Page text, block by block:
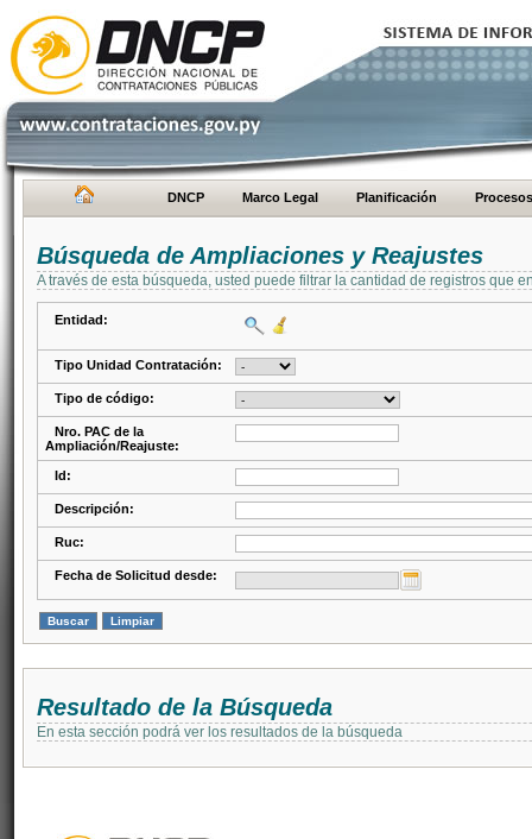
DNCP Marco Legal Planificación Procesos
Búsqueda de Ampliaciones y Reajustes
A través de esta búsqueda, usted puede filtrar la cantidad de registros que
Entidad:
Tipo Unidad Contratación:
Tipo de código:
Nro. PAC de la
Ampliación/Reajuste:
Id:
Descripción:
Ruc:
Fecha de Solicitud desde:
Resultado de la Búsqueda
En esta sección podrá ver los resultados de la búsqueda